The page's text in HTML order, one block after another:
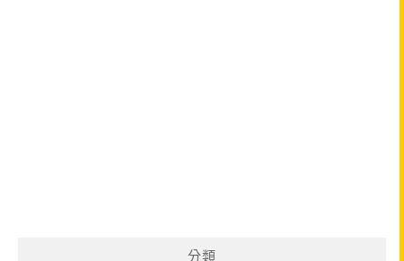
分類